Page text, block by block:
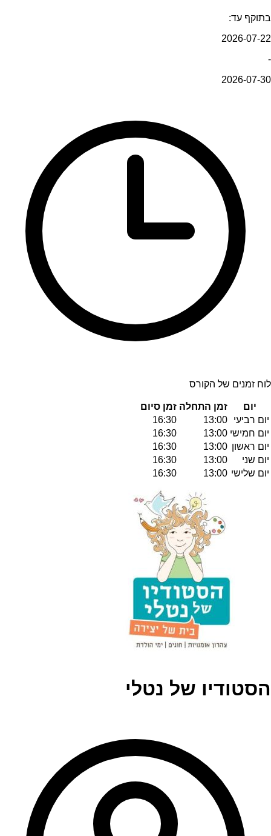
בתוקף עד:
2026-07-22
-
2026-07-30
לוח זמנים של הקורס
יום זמן התחלה זמן סיום
יום רביעי
13:00
16:30
יום חמישי 13:00
16:30
יום ראשון 13:00
16:30
יום שני
13:00
16:30
יום שלישי 13:00
16:30
הסטודיו של נטלי